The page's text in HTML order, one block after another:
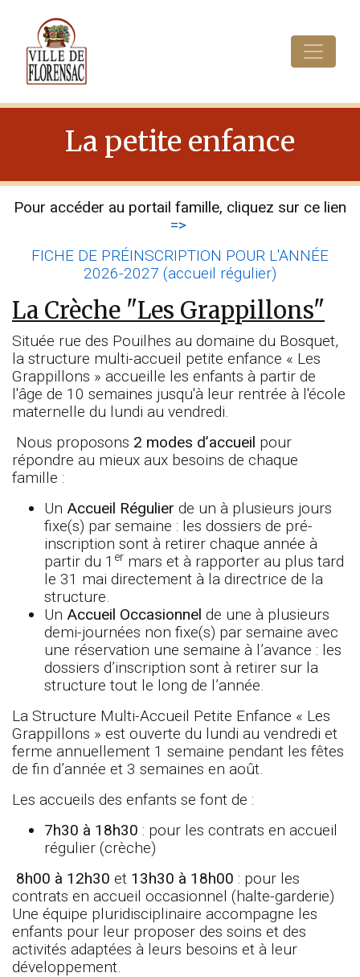
La petite enfance
Pour accéder au portail famille, cliquez sur ce lien
=>
FICHE DE PRÉINSCRIPTION POUR L'ANNÉE
2026-2027 (accueil régulier)
La Crèche "Les Grappillons"
Située rue des Pouilhes au domaine du Bosquet,
la structure multi-accueil petite enfance « Les
Grappillons » accueille les enfants à partir de
l'âge de 10 semaines jusqu'à leur rentrée à l'école
maternelle du lundi au vendredi.
Nous proposons 2 modes d’accueil pour
répondre au mieux aux besoins de chaque
famille :
Un Accueil Régulier de un à plusieurs jours
fixe(s) par semaine : les dossiers de pré-
inscription sont à retirer chaque année à
partir du 1 er mars et à rapporter au plus tard
le 31 mai directement à la directrice de la
structure.
Un Accueil Occasionnel de une à plusieurs
demi-journées non fixe(s) par semaine avec
une réservation une semaine à l’avance : les
dossiers d’inscription sont à retirer sur la
structure tout le long de l’année.
La Structure Multi-Accueil Petite Enfance « Les
Grappillons » est ouverte du lundi au vendredi et
ferme annuellement 1 semaine pendant les fêtes
de fin d’année et 3 semaines en août.
Les accueils des enfants se font de :
7h30 à 18h30 : pour les contrats en accueil
régulier (crèche)
8h00 à 12h30 et 13h30 à 18h00 : pour les
contrats en accueil occasionnel (halte-garderie)
Une équipe pluridisciplinaire accompagne les
enfants pour leur proposer des soins et des
activités adaptées à leurs besoins et à leur
développement.